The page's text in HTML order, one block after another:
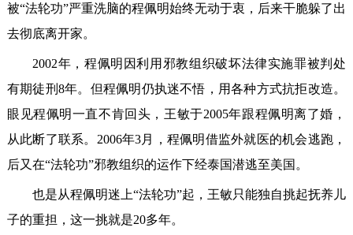
被“法轮功”严重洗脑的程佩明始终无动于衷，后来干脆躲了出
去彻底离开家。
2002年，程佩明因利用邪教组织破坏法律实施罪被判处
有期徒刑8年。但程佩明仍执迷不悟，用各种方式抗拒改造。
眼见程佩明一直不肯回头，王敏于2005年跟程佩明离了婚，
从此断了联系。2006年3月，程佩明借监外就医的机会逃跑，
后又在“法轮功”邪教组织的运作下经泰国潜逃至美国。
也是从程佩明迷上“法轮功”起，王敏只能独自挑起抚养儿
子的重担，这一挑就是20多年。